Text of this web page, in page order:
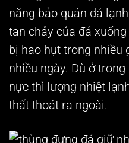
năng bảo quán đá
tan chảy của đá
bị hao hụt trong nhiều
nhiều ngày. Dù ở
nực thì lượng nhiệt
thất thoát ra ngoài.